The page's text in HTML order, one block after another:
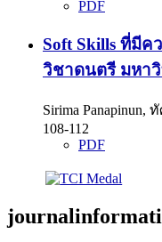
PDF
Soft Skills ที่มีค
วิชาดนตรี มหา
Sirima Panapinun,
108-112
PDF